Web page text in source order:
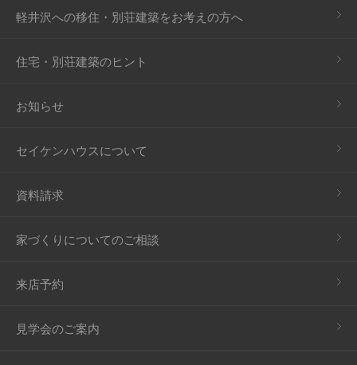
軽井沢への移住・別荘建築をお考えの方へ
住宅・別荘建築のヒント
お知らせ
セイケンハウスについて
資料請求
家づくりについてのご相談
来店予約
見学会のご案内